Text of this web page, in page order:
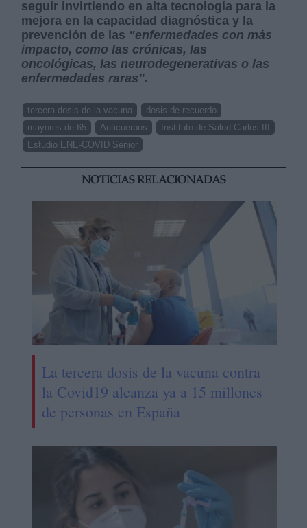
seguir invirtiendo en alta tecnología para la
mejora en la capacidad diagnóstica y la
prevención de las "enfermedades con más
impacto, como las crónicas, las
oncológicas, las neurodegenerativas o las
enfermedades raras".
tercera dosis de la vacuna
dosis de recuerdo
mayores de 65
Anticuerpos
Instituto de Salud Carlos III
Estudio ENE-COVID Senior
NOTICIAS RELACIONADAS
La tercera dosis de la vacuna contra
la Covid19 alcanza ya a 15 millones
de personas en España